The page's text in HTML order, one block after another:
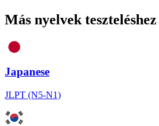
Más nyelvek teszteléshez
Japanese
JLPT (N5-N1)